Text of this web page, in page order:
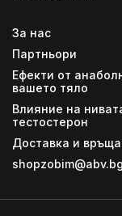
За нас
Партньори
Ефекти от
вашето тяло
Влияние на
тестостерон
Доставка и
shopzobim@abv.bg